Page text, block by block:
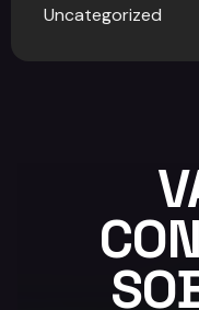
Uncategorized